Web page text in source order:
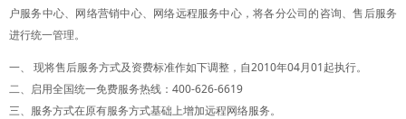
户服务中心、网络营销中心、网络远程服务中心，将各分公司的咨询、售后服务
进行统一管理。
一、 现将售后服务方式及资费标准作如下调整，自2010年04月01起执行。
二、启用全国统一免费服务热线：400-626-6619
三、服务方式在原有服务方式基础上增加远程网络服务。